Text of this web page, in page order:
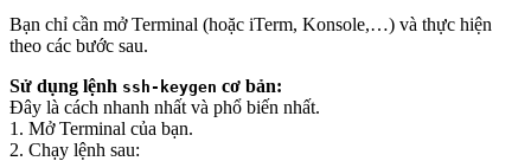
Bạn chỉ cần mở Terminal (hoặc iTerm, Konsole,…) và thực hiện
theo các bước sau.
Sử dụng lệnh ssh-keygen cơ bản:
Đây là cách nhanh nhất và phổ biến nhất.
1. Mở Terminal của bạn.
2. Chạy lệnh sau: